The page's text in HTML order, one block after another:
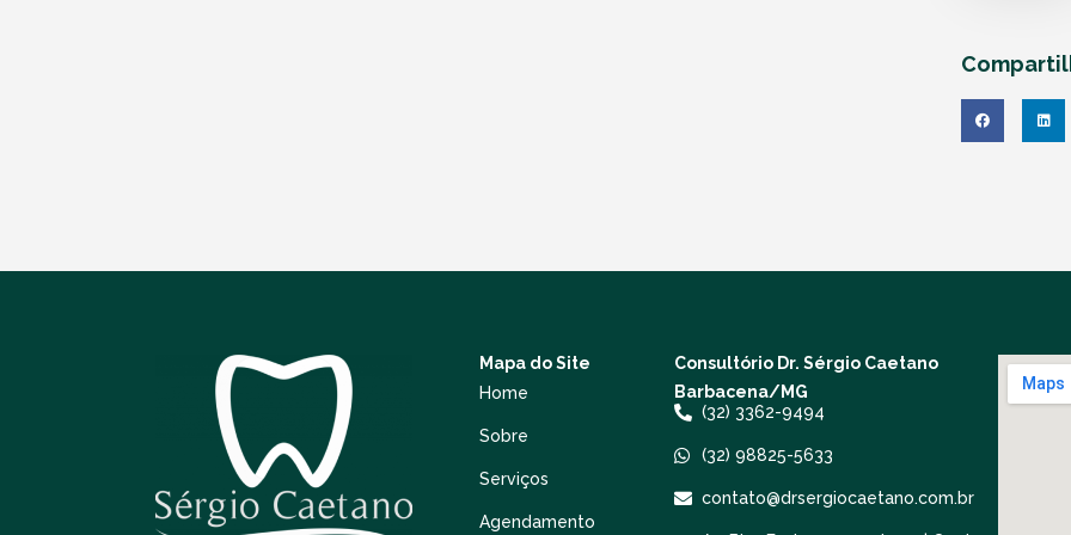
Mapa do Site
Home
Sobre
Serviços
Agendamento
Consultório Dr. Sérgio Caetano
Barbacena/MG
(32) 3362-9494
(32) 98825-5633
contato@drsergiocaetano.com.br